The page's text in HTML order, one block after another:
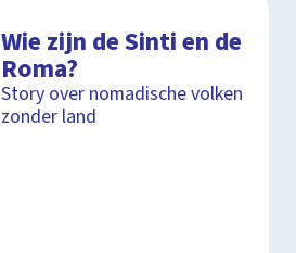
Wie zijn de Sinti en de
Roma?
Story over nomadische volken
zonder land